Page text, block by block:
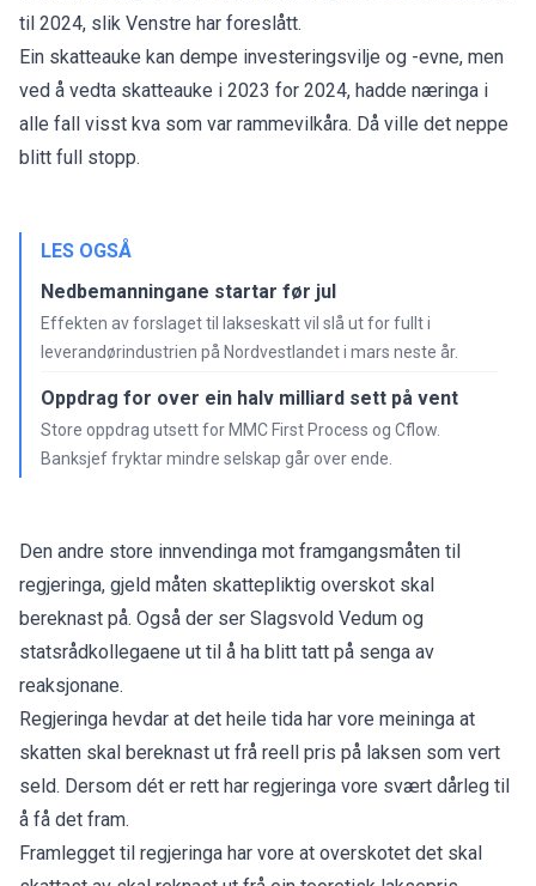
til 2024, slik Venstre har foreslått.
Ein skatteauke kan dempe investeringsvilje og -evne, men
ved å vedta skatteauke i 2023 for 2024, hadde næringa i
alle fall visst kva som var rammevilkåra. Då ville det neppe
blitt full stopp.
LES OGSÅ
Nedbemanningane startar før jul
Effekten av forslaget til lakseskatt vil slå ut for fullt i
leverandørindustrien på Nordvestlandet i mars neste år.
Oppdrag for over ein halv milliard sett på vent
Store oppdrag utsett for MMC First Process og Cflow.
Banksjef fryktar mindre selskap går over ende.
Den andre store innvendinga mot framgangsmåten til
regjeringa, gjeld måten skattepliktig overskot skal
bereknast på. Også der ser Slagsvold Vedum og
statsrådkollegaene ut til å ha blitt tatt på senga av
reaksjonane.
Regjeringa hevdar at det heile tida har vore meininga at
skatten skal bereknast ut frå reell pris på laksen som vert
seld. Dersom dét er rett har regjeringa vore svært dårleg til
å få det fram.
Framlegget til regjeringa har vore at overskotet det skal